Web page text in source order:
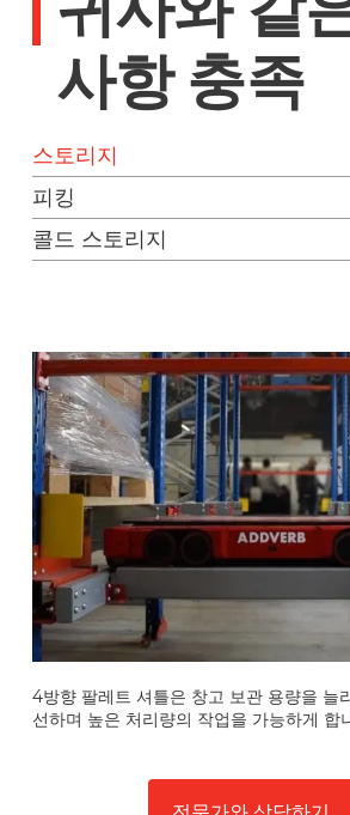
사항 충족
스토리지
피킹
콜드 스토리지
4방향 팔레트 셔틀은 창고 보관 용량을 늘
선하며 높은 처리량의 작업을 가능하게 합